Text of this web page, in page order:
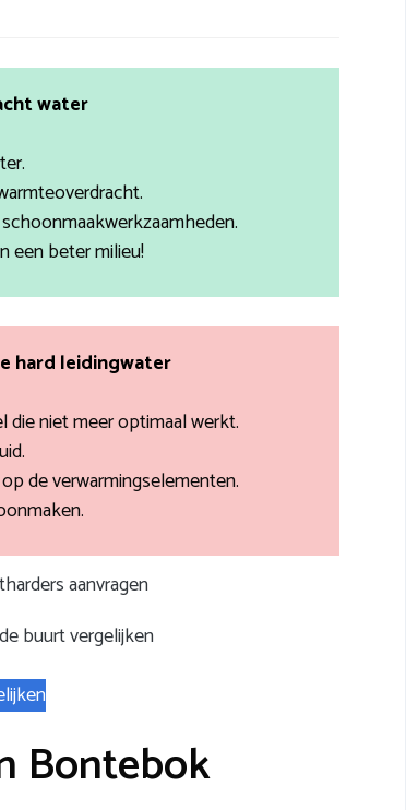
water
een beter milieu!
hard leidingwater
die niet meer optimaal werkt.
de verwarmingselementen.
aanvragen
buurt vergelijken
Bontebok